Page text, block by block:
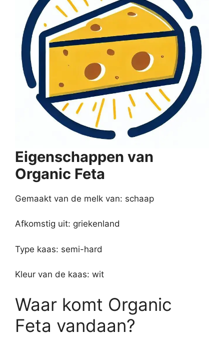
Eigenschappen van
Organic Feta
Gemaakt van de melk van: schaap
Afkomstig uit: griekenland
Type kaas: semi-hard
Kleur van de kaas: wit
Waar komt Organic
Feta vandaan?